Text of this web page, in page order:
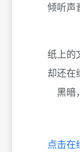
倾听声
纸上的
却还在
黑暗
点击在